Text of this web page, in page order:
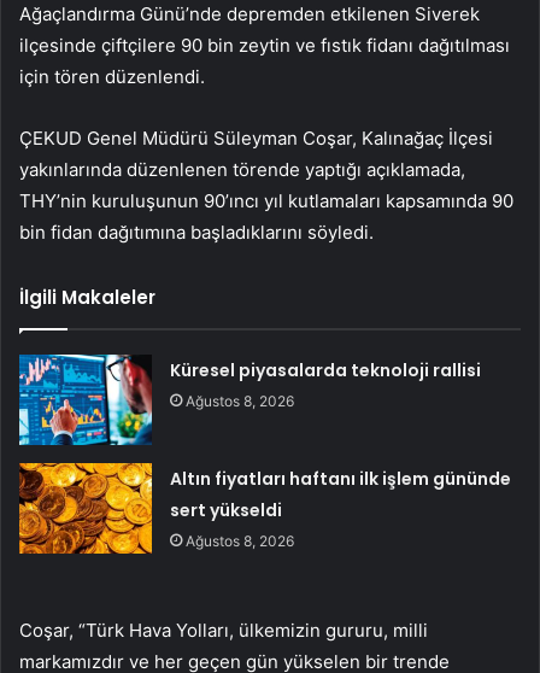
Ağaçlandırma Günü’nde depremden etkilenen Siverek
ilçesinde çiftçilere 90 bin zeytin ve fıstık fidanı dağıtılması
için tören düzenlendi.
ÇEKUD Genel Müdürü Süleyman Coşar, Kalınağaç İlçesi
yakınlarında düzenlenen törende yaptığı açıklamada,
THY’nin kuruluşunun 90’ıncı yıl kutlamaları kapsamında 90
bin fidan dağıtımına başladıklarını söyledi.
İlgili Makaleler
Küresel piyasalarda teknoloji rallisi
Ağustos 8, 2026
Altın fiyatları haftanı ilk işlem gününde
sert yükseldi
Ağustos 8, 2026
Coşar, “Türk Hava Yolları, ülkemizin gururu, milli
markamızdır ve her geçen gün yükselen bir trende